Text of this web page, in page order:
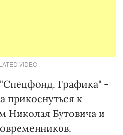
VIDEO
Графика" -
прикоснуться к
Николая Бутовича и